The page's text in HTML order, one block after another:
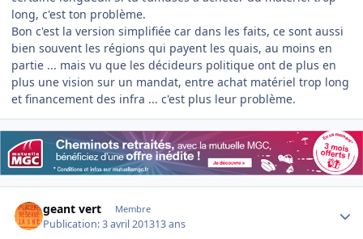
long, c'est ton problème.
Bon c'est la version simplifiée car dans les faits, ce sont aussi
bien souvent les régions qui payent les quais, au moins en
partie ... mais vu que les décideurs politique ont de plus en
plus une vision sur un mandat, entre achat matériel trop long
et financement des infra ... c'est plus leur problème.
geant vert Membre
Publication:3 avril 201313 ans